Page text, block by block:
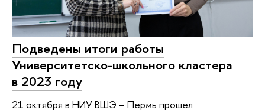
Подведены итоги работы
Университетско-школьного кластера
в 2023 году
21 октября в НИУ ВШЭ – Пермь прошел